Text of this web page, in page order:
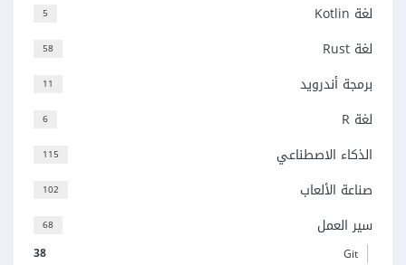
5 لغة Kotlin
58 لغة Rust
11 برمجة أندرويد
6 لغة R
115 الذكاء الاصطناعي
102 صناعة الألعاب
68 سير العمل
38 Git